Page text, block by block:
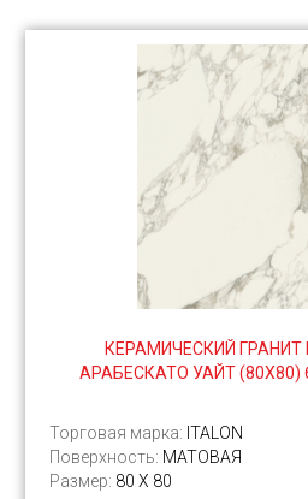
КЕРАМИЧЕСКИЙ
АРАБЕСКАТО УАЙТ (80Х80)
Торговая марка: ITALON
Поверхность: МАТОВАЯ
Размер: 80 X 80